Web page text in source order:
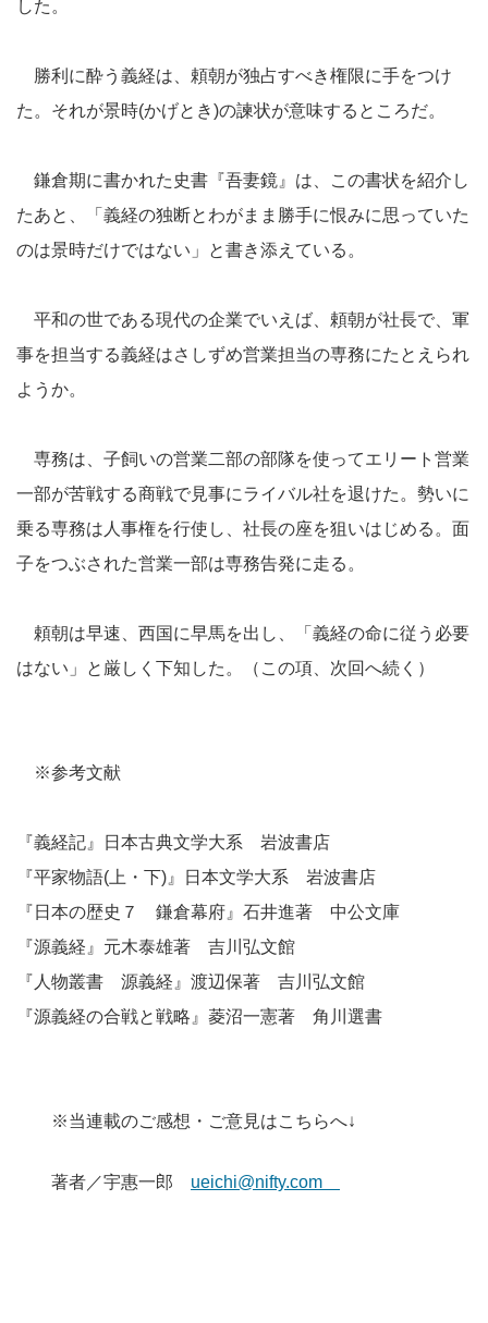
した。
勝利に酔う義経は、頼朝が独占すべき権限に手をつけ
た。それが景時(かげとき)の諫状が意味するところだ。
鎌倉期に書かれた史書『吾妻鏡』は、この書状を紹介し
たあと、「義経の独断とわがまま勝手に恨みに思っていた
のは景時だけではない」と書き添えている。
平和の世である現代の企業でいえば、頼朝が社長で、軍
事を担当する義経はさしずめ営業担当の専務にたとえられ
ようか。
専務は、子飼いの営業二部の部隊を使ってエリート営業
一部が苦戦する商戦で見事にライバル社を退けた。勢いに
乗る専務は人事権を行使し、社長の座を狙いはじめる。面
子をつぶされた営業一部は専務告発に走る。
頼朝は早速、西国に早馬を出し、「義経の命に従う必要
はない」と厳しく下知した。（この項、次回へ続く）
※参考文献
『義経記』日本古典文学大系 岩波書店
『平家物語(上・下)』日本文学大系 岩波書店
『日本の歴史７ 鎌倉幕府』石井進著 中公文庫
『源義経』元木泰雄著 吉川弘文館
『人物叢書 源義経』渡辺保著 吉川弘文館
『源義経の合戦と戦略』菱沼一憲著 角川選書
※当連載のご感想・ご意見はこちらへ↓
著者／宇惠一郎 ueichi@nifty.com